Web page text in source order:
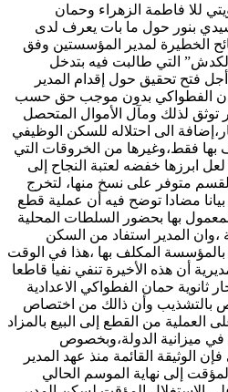
للا فاطمة الزهراء وحمان
سيدي بنور حول ما بات يعرف لدى
الخطيرة لمدير المؤسستين وفق
التي طالبت فيه بتدخل
فتح تحقيق حول إقدام المدير
الفطواكي بدون موجب حق حسب
توثق لذلك ومآل الأموال المتحصل
الى احتلاله للسكن الوظيفي
فقط،وغيرها من الخروقات التي
ابرزها خفضه لعتبة النجاح إلى
القسم متوفر على نسخ منها، لتخرج
مضادا توضح فيه أن عملية قطع
بها بحضور السلطات المحلية
،وان المدير استفاد من السكن
الوظيفي بناء على المذكرة 40 بالمؤسسة المكلف بها ،هذا في الوقت
أن هذه الأخيرة تنفي نفيا قاطعا
حمان الفطواكي الاعدادية
بالتشذيب وأن ذالك من اختصاص
العملية من القطع إلى البيع بالمزاد
في ميزانية الدولة،وبخصوص
الوثيقة القائمة منذ عهد المدير
إلى نهاية الموسم الحالي